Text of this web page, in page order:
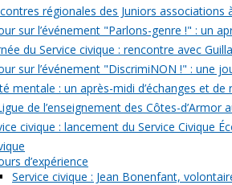
régionales des Juniors associations
sur l’événement "Parlons-genre !" : un
du Service civique : rencontre avec
sur l’événement "DiscrimiNON !" : une
mentale : un après-midi d’échanges et
de l’enseignement des Côtes-d’Armor
civique : lancement du Service Civique
d’expérience
Service civique : Jean Bonenfant,